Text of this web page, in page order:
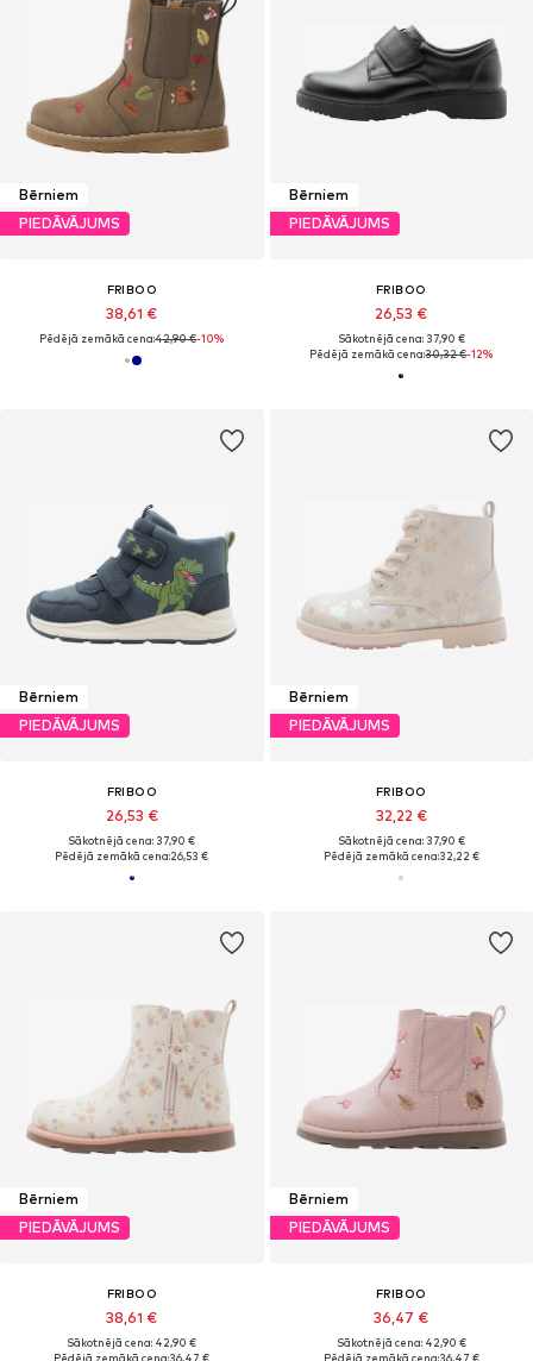
Bērniem
PIEDĀVĀJUMS
FRIBOO
38,61 €
Pēdējā zemākā cena:42,90 €-10%
Bērniem
PIEDĀVĀJUMS
FRIBOO
26,53 €
Sākotnējā cena: 37,90 €
Pēdējā zemākā cena:30,32 €-12%
Bērniem
PIEDĀVĀJUMS
FRIBOO
26,53 €
Sākotnējā cena: 37,90 €
Pēdējā zemākā cena:26,53 €
Bērniem
PIEDĀVĀJUMS
FRIBOO
32,22 €
Sākotnējā cena: 37,90 €
Pēdējā zemākā cena:32,22 €
Bērniem
PIEDĀVĀJUMS
FRIBOO
38,61 €
Sākotnējā cena: 42,90 €
Pēdējā zemākā cena:36,47 €
Bērniem
PIEDĀVĀJUMS
FRIBOO
36,47 €
Sākotnējā cena: 42,90 €
Pēdējā zemākā cena:36,47 €